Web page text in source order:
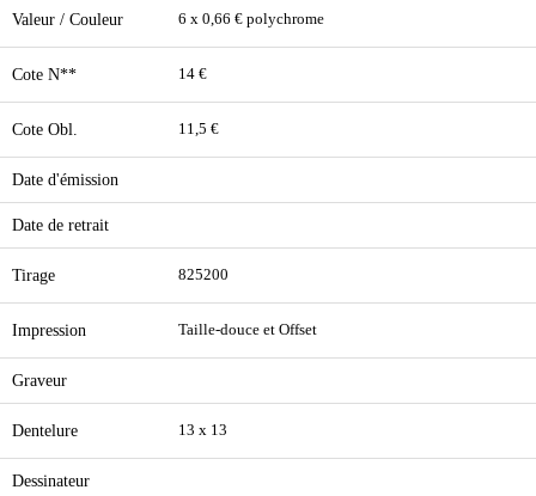
Valeur / Couleur 6 x 0,66 € polychrome
Cote N** 14 €
Cote Obl. 11,5 €
Date d'émission
Date de retrait
Tirage 825200
Impression Taille-douce et Offset
Graveur
Dentelure 13 x 13
Dessinateur